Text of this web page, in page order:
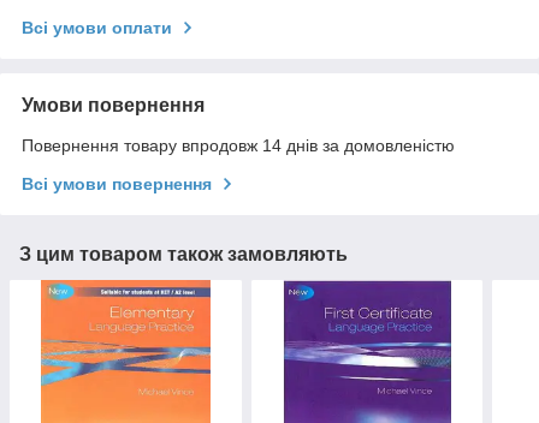
Всі умови оплати
Умови повернення
Повернення товару впродовж 14 днів за домовленістю
Всі умови повернення
З цим товаром також замовляють